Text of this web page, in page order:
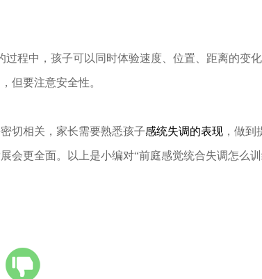
程中，孩子可以同时体验速度、位置、距离的变
但要注意安全性。
切相关，家长需要熟悉孩子感统失调的表现 ，做到
会更全面。以上是小编对“前庭感觉统合失调怎么